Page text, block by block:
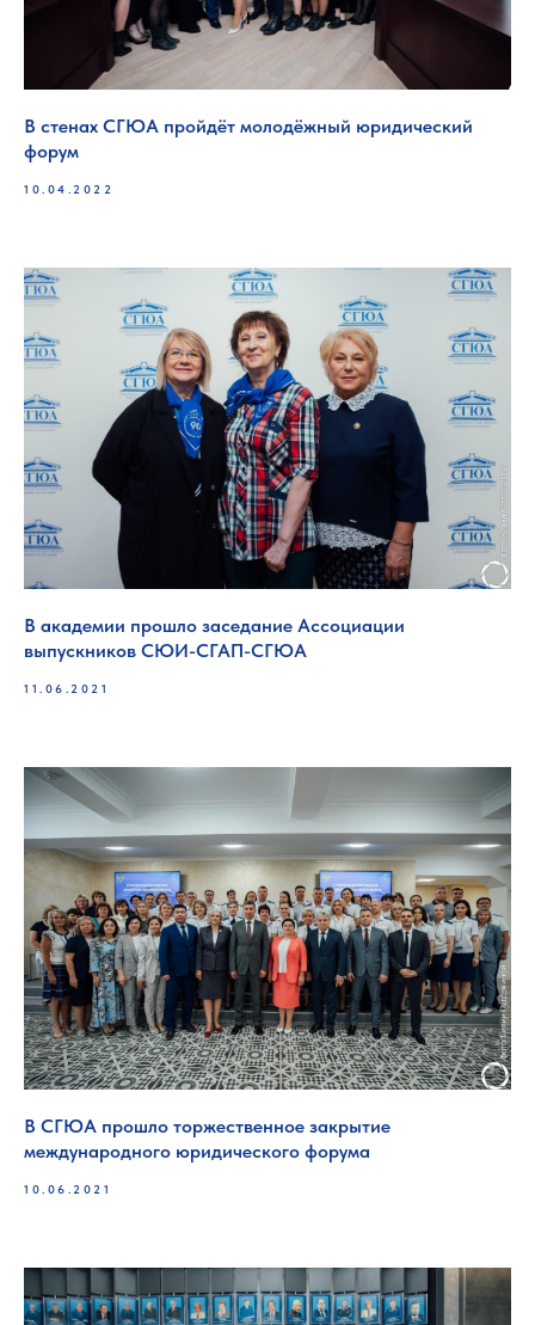
В стенах СГЮА пройдёт молодёжный юридический
форум
10.04.2022
В академии прошло заседание Ассоциации
выпускников СЮИ-СГАП-СГЮА
11.06.2021
В СГЮА прошло торжественное закрытие
международного юридического форума
10.06.2021